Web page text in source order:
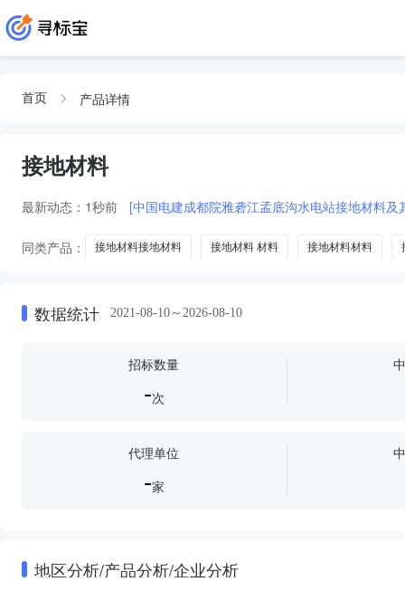
首页 产品详情
接地材料
最新动态： 1秒前 [中国电建成都院雅砻江孟底沟水电站接地材料
同类产品： 接地材料接地材料 接地材料 材料 接地材料材料
数据统计 2021-08-10～2026-08-10
招标数量
-次
代理单位
-家
地区分析/产品分析/企业分析